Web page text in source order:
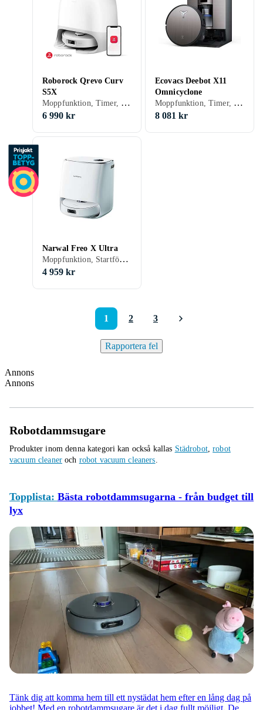
Roborock Qrevo Curv
S5X
Moppfunktion, Timer, Röststyrning, Schemaläggning, Trappsensor, Automatisk dockning, Virtuella väggar, Anpassad för husdjur, Appstyrning, Stöder kantrengöring, 180 min, 55 dB, Självtömmande
6 990 kr
Ecovacs Deebot X11
Omnicyclone
Moppfunktion, Timer, Röststyrning, Schemaläggning, Fjärrkontroll, Trappsensor, Automatisk dockning, Virtuella väggar, Anpassad för husdjur, Appstyrning, Stöder kantrengöring, Automatisk mopptorkning, Dockningsstation, 206 min, 62.9 dB, Självtömmande
8 081 kr
Narwal Freo X Ultra
Moppfunktion, Startfördröjning, Barnlås, Röststyrning, Schemaläggning, Fjärrkontroll, Trappsensor, Automatisk dockning, Virtuella väggar, Anpassad för husdjur, Display, Appstyrning, Stöder kantrengöring, Dockningsstation, 210 min, 71 dB, Självtömmande
4 959 kr
1 2 3
Rapportera fel
Annons
Annons
Robotdammsugare
Produkter inom denna kategori kan också kallas Städrobot,robot
vacuum cleaneroch robot vacuum cleaners.
Topplista: Bästa robotdammsugarna - från budget till
lyx
Tänk dig att komma hem till ett nystädat hem efter en lång dag på
jobbet! Med en robotdammsugare är det i dag fullt möjligt. De